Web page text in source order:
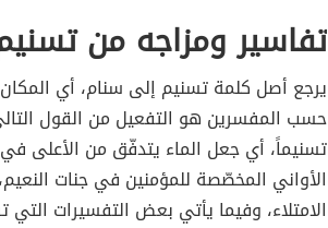
تفاسير ومزاجه من
يرجع أصل كلمة تسنيم إلى سنام، أي المكان
حسب المفسرين هو التفعيل من القول
تسنيماً، أي جعل الماء يتدفّق من الأعلى
الأواني المخصّصة للمؤمنين في جنات
الامتلاء، وفيما يأتي بعض التفسيرات